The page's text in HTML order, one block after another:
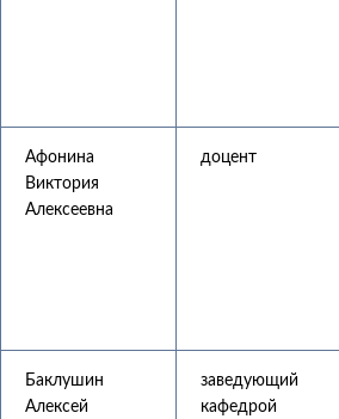
Афонина
Виктория
Алексеевна
доцент
Баклушин
Алексей
заведующий
кафедрой